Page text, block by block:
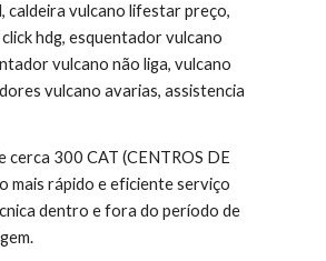
caldeira vulcano lifestar preço,
hdg, esquentador vulcano
vulcano não liga, vulcano
vulcano avarias, assistencia
cerca 300 CAT (CENTROS DE
mais rápido e eficiente serviço
dentro e fora do período de